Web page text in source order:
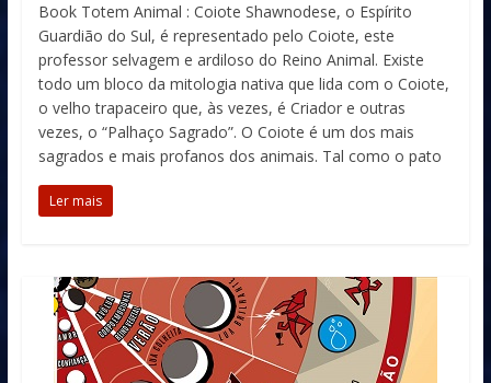
Book Totem Animal : Coiote Shawnodese, o Espírito
Guardião do Sul, é representado pelo Coiote, este
professor selvagem e ardiloso do Reino Animal. Existe
todo um bloco da mitologia nativa que lida com o Coiote,
o velho trapaceiro que, às vezes, é Criador e outras
vezes, o “Palhaço Sagrado”. O Coiote é um dos mais
sagrados e mais profanos dos animais. Tal como o pato
Ler mais